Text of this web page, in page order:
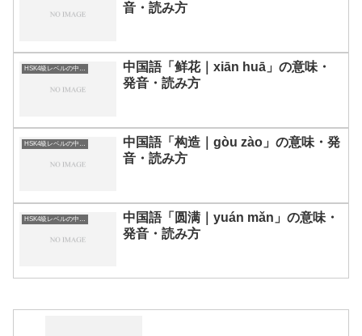
音・読み方
HSK4級レベルの中国語
中国語「鲜花｜xiān huā」の意味・
発音・読み方
中国語「构造｜gòu zào」の意味・発
音・読み方
中国語「圆满｜yuán mǎn」の意味・
発音・読み方